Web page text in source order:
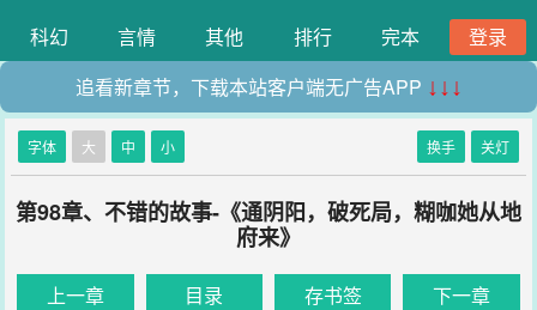
科幻
言情 其他 排行 完本
登录
追看新章节，下载本站客户端无广告APP ↓↓↓
字体 大 中 小 换手 关灯
第98章、不错的故事-《通阴阳，破死局，糊咖她从地
府来》
上一章 目录 存书签 下一章